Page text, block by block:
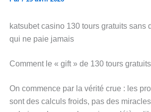
katsubet casino 130 tours gratuits sans
qui ne paie jamais
Comment le « gift » de 130 tours
On commence par la vérité crue : les
sont des calculs froids, pas des